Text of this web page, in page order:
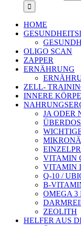
HOME
OLIGO SCAN
ZAPPER
ERNÄHRUNG
ZELL-
INNERE
JA ODER
VITAMIN
VITAMIN
Q-10 /
B-
OMEGA 3
ZEOLITH
HELFER AUS